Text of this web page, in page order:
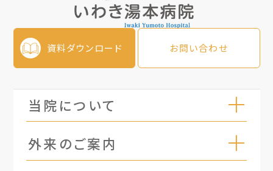
資料ダウンロード お問い合わせ
当院について
外来のご案内